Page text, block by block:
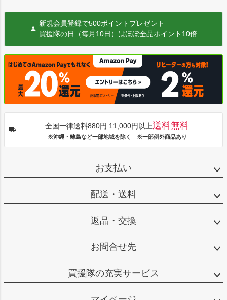
新規会員登録で500ポイントプレゼント
買援隊の日（毎月10日）はほぼ全品ポイント10倍
全国一律送料880円 11,000円以上送料無料
※沖縄・離島など一部地域を除く ※一部例外商品あり
お支払い
配送・送料
返品・交換
お問合せ先
買援隊の充実サービス